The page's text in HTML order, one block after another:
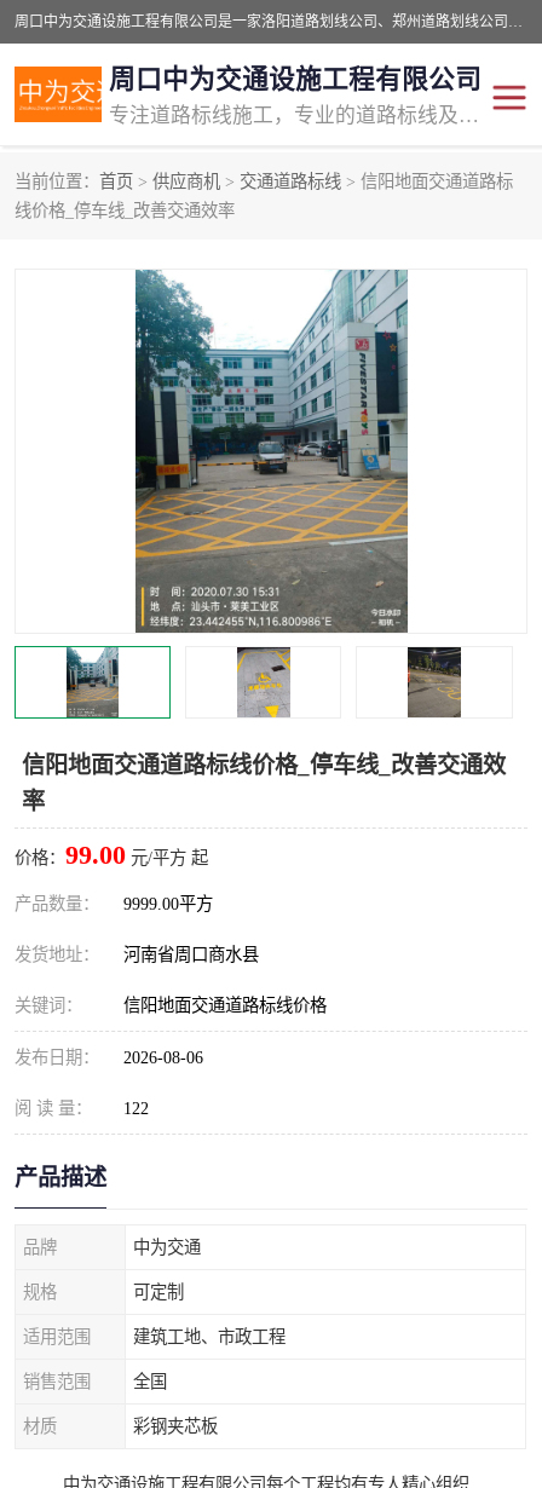
周口中为交通设施工程有限公司是一家洛阳道路划线公司、郑州道路划线公司、平顶山道路车位划线公司、开封车位划线公司、许昌道路车位划线公司、漯河道路车位划线公司，公司始终坚持“诚信、匠心、专注”的宗旨；我们的经营理念是：的服务。
周口中为交通设施工程有限公司
专注道路标线施工，专业的道路标线及交通设施施工服务商!
当前位置： 首页 > 供应商机 > 交通道路标线 > 信阳地面交通道路标
线价格_停车线_改善交通效率
信阳地面交通道路标线价格_停车线_改善交通效
率
价格： 99.00 元/平方 起
产品数量： 9999.00平方
发货地址： 河南省周口商水县
关键词： 信阳地面交通道路标线价格
发布日期： 2026-08-06
阅 读 量： 122
产品描述
品牌 中为交通
规格 可定制
适用范围 建筑工地、市政工程
销售范围 全国
材质 彩钢夹芯板
交通道路标线
道路标线划线 马路标线
道路划线